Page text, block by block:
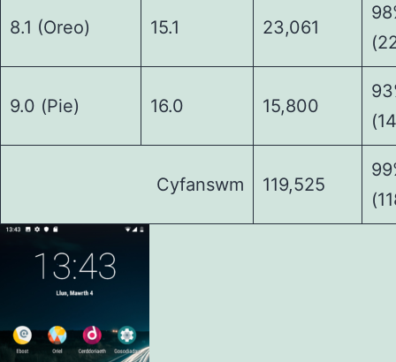
8.1 (Oreo) 15.1 23,061
9.0 (Pie) 16.0 15,800
Cyfanswm 119,525